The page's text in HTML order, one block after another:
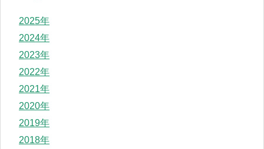
2025年
2024年
2023年
2022年
2021年
2020年
2019年
2018年